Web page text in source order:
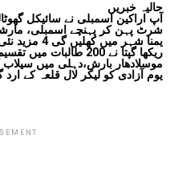
حالیہ خبریں
آپ اراکین اسمبلی نے سائیکل
شرٹ پہن کر پہنچے اسمبلی، مارشل نے 6 کو
یمنا شہر میں کھلیں گی 4 مزید نئی یونیورسٹیاں
ریکھا گپتا نے 200 طالبات میں تقسیم کیں سائیکلیں
موسلادھار بارش،دہلی میں
یوم آزادی کو لیکر لال قلعہ کے